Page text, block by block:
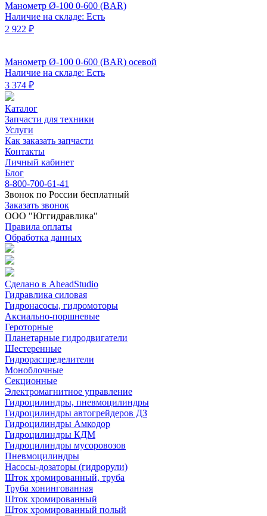
Манометр Ø-100 0-600 (BAR)
Наличие на складе: Есть
2 922 ₽
Манометр Ø-100 0-600 (BAR) осевой
Наличие на складе: Есть
3 374 ₽
Каталог
Запчасти для техники
Услуги
Как заказать запчасти
Контакты
Личный кабинет
Блог
8-800-700-61-41
Звонок по России бесплатный
Заказать звонок
ООО "Юггидравлика"
Правила оплаты
Обработка данных
Сделано в AheadStudio
Гидравлика силовая
Гидронасосы, гидромоторы
Аксиально-поршневые
Героторные
Планетарные гидродвигатели
Шестеренные
Гидрораспределители
Моноблочные
Секционные
Электромагнитное управление
Гидроцилиндры, пневмоцилиндры
Гидроцилиндры автогрейдеров ДЗ
Гидроцилиндры Амкодор
Гидроцилиндры КДМ
Гидроцилиндры мусоровозов
Пневмоцилиндры
Насосы-дозаторы (гидрорули)
Шток хромированный, труба
Труба хонингованная
Шток хромированный
Шток хромированный полый